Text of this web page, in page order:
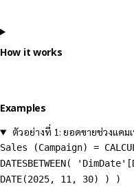
How it works
Examples
ตัวอย่างที่ 1: ยอดขายช่วงแคม
Sales (Campaign) =
DATESBETWEEN(
DATE(2025, 11, 30) ) )